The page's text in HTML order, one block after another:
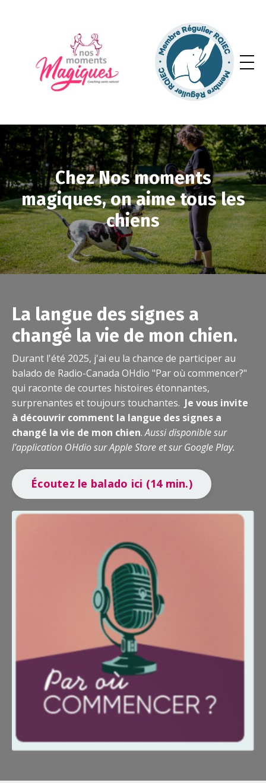
Avec Nos moments
magiques, vous
allez rencontrer des gens
comme vous
La langue des signes a
changé la vie de mon chien.
Durant l'été 2025, j'ai eu la chance de participer au
balado de Radio-Canada OHdio "Par où commencer?"
qui raconte de courtes histoires étonnantes,
surprenantes et toujours touchantes. Je vous invite
à découvrir comment la langue des signes a
changé la vie de mon chien.Aussi disponible sur
l'application OHdio sur Apple Store et sur Google Play.
Écoutez le balado ici (14 min.)